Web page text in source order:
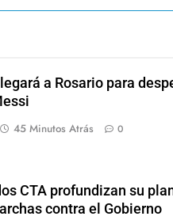
a Rosario para
45 Minutos Atrás 0
CTA profundizan su
contra el Gobierno